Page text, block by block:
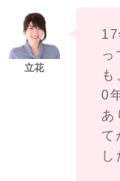
っ
0
あ
て
し